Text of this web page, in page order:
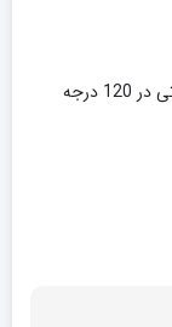
قطع‌کن حرارتی در 120 درجه